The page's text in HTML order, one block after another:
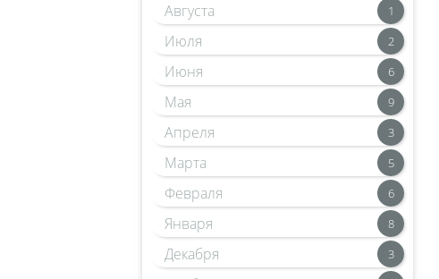
Августа 1
Июля 2
Июня 6
Мая 9
Апреля 3
Марта 5
Февраля 6
Января 8
Декабря 3